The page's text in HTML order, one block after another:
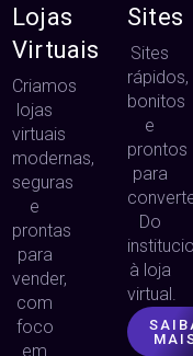
Lojas
Virtuais
Criamos
lojas
virtuais
modernas,
seguras
e
prontas
para
vender,
com
foco
em
Sites
Sites
rápidos,
bonitos
e
prontos
para
Do
à loja
virtual.